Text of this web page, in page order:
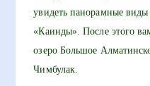
увидеть панорамные виды
«Каинды». После этого
озеро Большое
Чимбулак.